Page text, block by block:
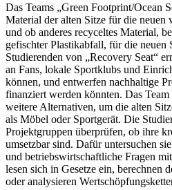
Das Teams „Green Footprint/Ocean
Material der alten Sitze für die neuen
und ob anderes recyceltes Material,
gefischter Plastikabfall, für die
Studierenden von „Recovery Seat“
an Fans, lokale Sportklubs und
können, und entwerfen nachhaltige
finanziert werden könnten. Das
weitere Alternativen, um die alten
als Möbel oder Sportgerät. Die
Projektgruppen überprüfen, ob ihre
umsetzbar sind. Dafür untersuchen
und betriebswirtschaftliche Fragen
lesen sich in Gesetze ein, berechnen
oder analysieren